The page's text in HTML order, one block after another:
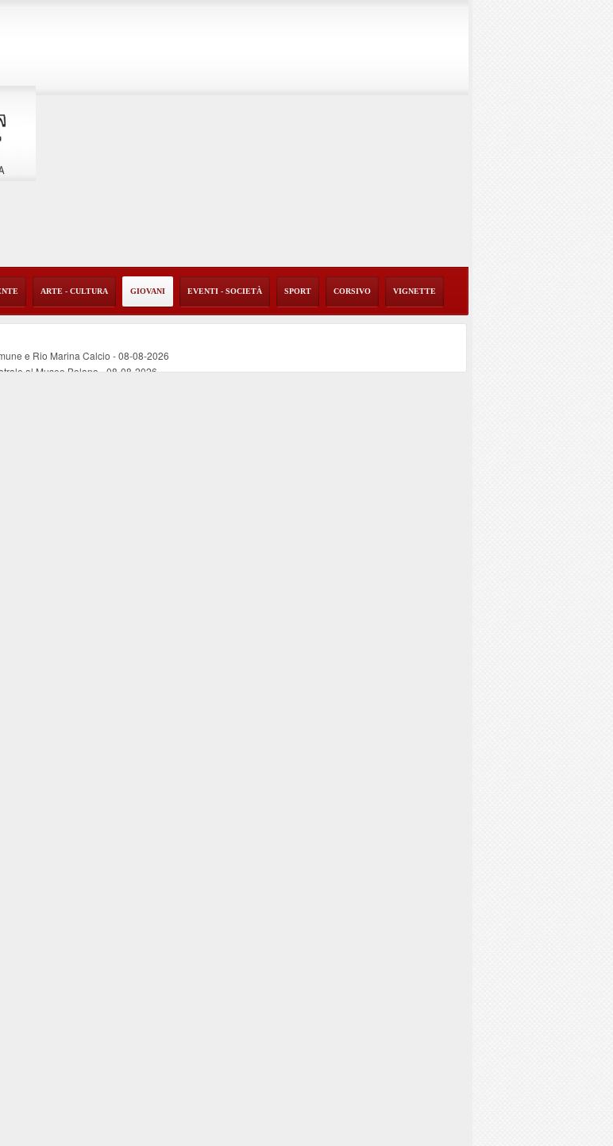
ARTE - CULTURA GIOVANI EVENTI - SOCIETÀ SPORT CORSIVO VIGNETTE
e Rio Marina Calcio -08-08-2026
al Museo Bolano-08-08-2026
e pratiche tradizionali nella riduzione dello stress’
Toscano